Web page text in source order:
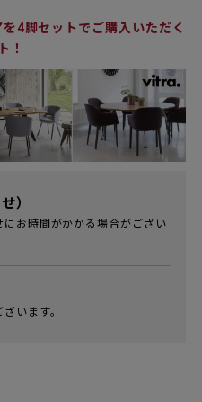
4脚セットでご購入いただく
！
）
お時間がかかる場合がござい
います。